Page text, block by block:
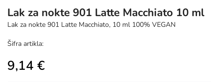
Lak za nokte 901 Latte Macchiato 10 ml
Lak za nokte 901 Latte Macchiato, 10 ml 100% VEGAN
Šifra artikla:
9,14 €